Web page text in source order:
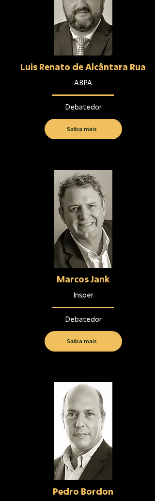
Luis Renato de Alcântara Rua
ABPA
Debatedor
Saiba mais
Marcos Jank
Insper
Debatedor
Saiba mais
Pedro Bordon